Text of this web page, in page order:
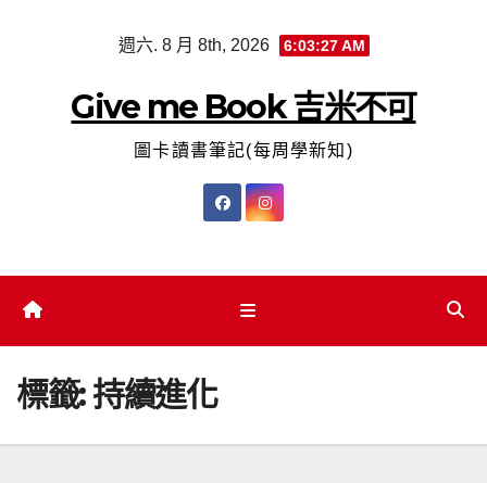
週六. 8 月 8th, 2026 6:03:28 AM
Give me Book 吉米不可
圖卡讀書筆記(每周學新知)
標籤:持續進化